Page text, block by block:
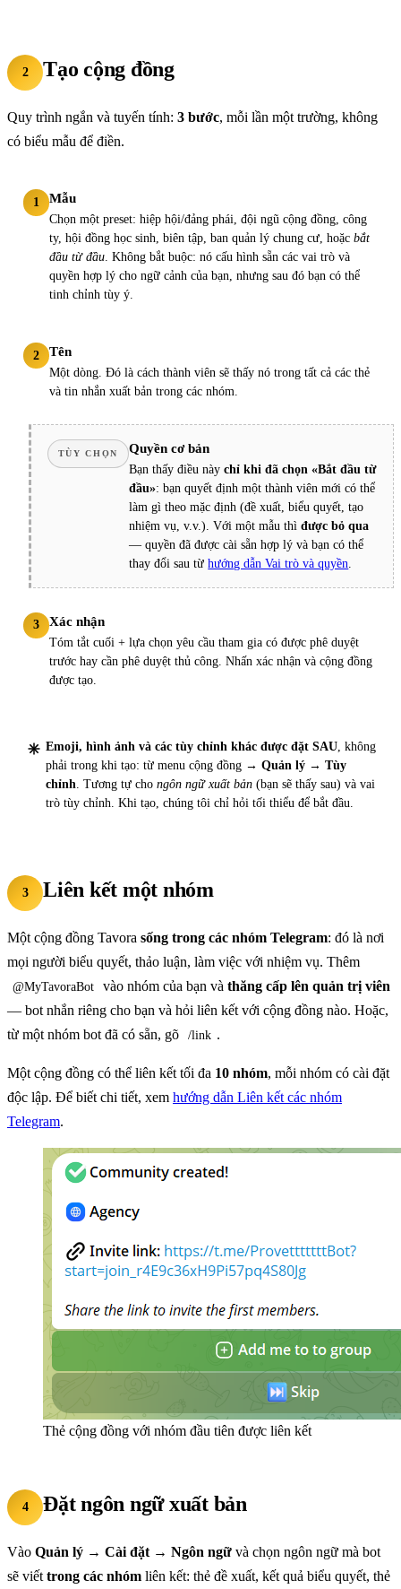
2 Tạo cộng đồng
Quy trình ngắn và tuyến tính: 3 bước, mỗi lần một trường, không
có biểu mẫu để điền.
1 Mẫu
Chọn một preset: hiệp hội/đảng phái, đội ngũ cộng đồng, công
ty, hội đồng học sinh, biên tập, ban quản lý chung cư, hoặcbắt
đầu từ đầu. Không bắt buộc: nó cấu hình sẵn các vai trò và
quyền hợp lý cho ngữ cảnh của bạn, nhưng sau đó bạn có thể
tinh chỉnh tùy ý.
2 Tên
Một dòng. Đó là cách thành viên sẽ thấy nó trong tất cả các thẻ
và tin nhắn xuất bản trong các nhóm.
TÙY CHỌN Quyền cơ bản
Bạn thấy điều nàychỉ khi đã chọn «Bắt đầu từ
đầu»: bạn quyết định một thành viên mới có thể
làm gì theo mặc định (đề xuất, biểu quyết, tạo
nhiệm vụ, v.v.). Với một mẫu thìđược bỏ qua
— quyền đã được cài sẵn hợp lý và bạn có thể
thay đổi sau từhướng dẫn Vai trò và quyền.
3 Xác nhận
Tóm tắt cuối + lựa chọn yêu cầu tham gia có được phê duyệt
trước hay cần phê duyệt thủ công. Nhấn xác nhận và cộng đồng
được tạo.
Emoji, hình ảnh và các tùy chỉnh khác được đặt SAU, không
phải trong khi tạo: từ menu cộng đồng →Quản lý → Tùy
chỉnh. Tương tự chongôn ngữ xuất bản (bạn sẽ thấy sau) và vai
trò tùy chỉnh. Khi tạo, chúng tôi chỉ hỏi tối thiểu để bắt đầu.
3 Liên kết một nhóm
Một cộng đồng Tavora sống trong các nhóm Telegram: đó là nơi
mọi người biểu quyết, thảo luận, làm việc với nhiệm vụ. Thêm
@MyTavoraBot vào nhóm của bạn và thăng cấp lên quản trị viên
— bot nhắn riêng cho bạn và hỏi liên kết với cộng đồng nào. Hoặc,
từ một nhóm bot đã có sẵn, gõ
/link .
Một cộng đồng có thể liên kết tối đa 10 nhóm, mỗi nhóm có cài đặt
độc lập. Để biết chi tiết, xem hướng dẫn Liên kết các nhóm
Telegram.
Thẻ cộng đồng với nhóm đầu tiên được liên kết
4 Đặt ngôn ngữ xuất bản
Vào Quản lý → Cài đặt → Ngôn ngữ và chọn ngôn ngữ mà bot
sẽ viết trong các nhóm liên kết: thẻ đề xuất, kết quả biểu quyết, thẻ